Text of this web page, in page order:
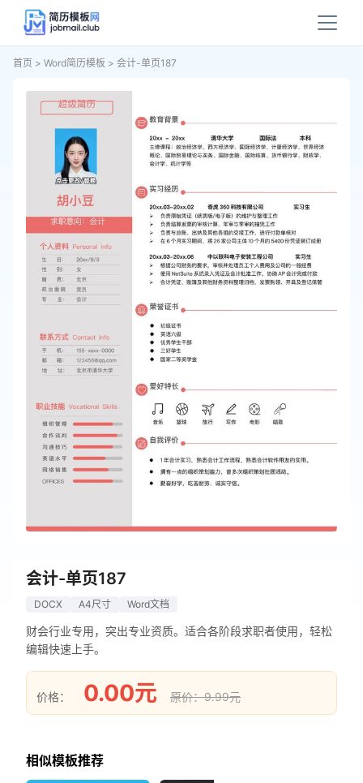
首页 > Word简历模板 > 会计-单页187
会计-单页187
DOCX A4尺寸 Word文档
财会行业专用，突出专业资质。适合各阶段求职者使用，轻松
编辑快速上手。
价格： 0.00元 原价：9.99元
相似模板推荐